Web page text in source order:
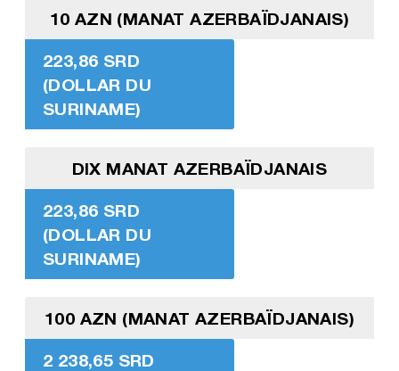
10 AZN (MANAT AZERBAÏDJANAIS)
223,86 SRD
(DOLLAR DU
SURINAME)
DIX MANAT AZERBAÏDJANAIS
223,86 SRD
(DOLLAR DU
SURINAME)
100 AZN (MANAT AZERBAÏDJANAIS)
2 238,65 SRD